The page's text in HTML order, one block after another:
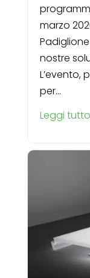
marzo
nostre
L’evento,
per...
Leggi tutto